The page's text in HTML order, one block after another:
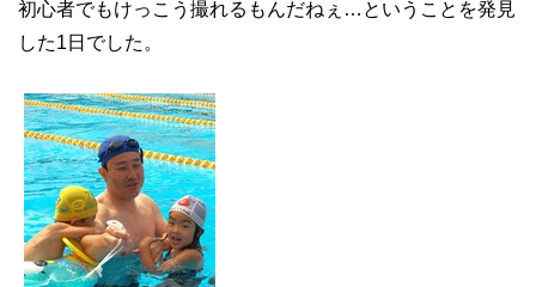
初心者でもけっこう撮れるもんだねぇ…ということを発見
した1日でした。